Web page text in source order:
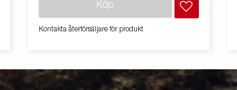
infällbara bindöglorna placerade.Vid lastning
och lossning med gaffeltruck hjälper denna
till att skydda flakytan mot slitage. Vagnen på
Köp
Kontakta återförsäljare för produkt